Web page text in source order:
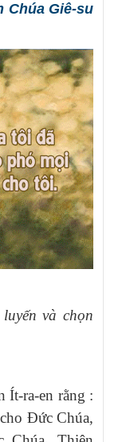
Chúa Giê-su
và chọn
Ít-ra-en rằng :
Đức Chúa,